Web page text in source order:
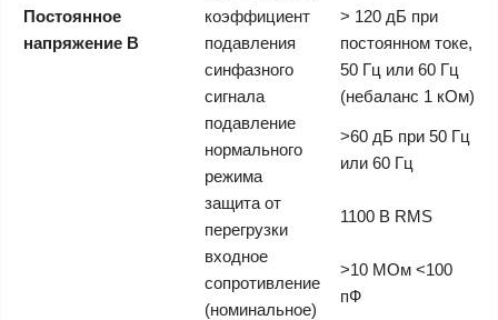
Постоянное
напряжение В
коэффициент
подавления
синфазного
сигнала
> 120 дБ при
постоянном токе,
50 Гц или 60 Гц
(небаланс 1 кОм)
подавление
нормального
режима
>60 дБ при 50 Гц
или 60 Гц
защита от
перегрузки
1100 В RMS
входное
сопротивление
(номинальное)
>10 МОм <100
пФ